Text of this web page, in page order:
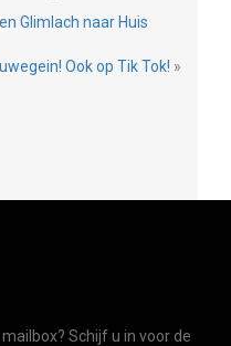
Glimlach naar Huis
Ook op Tik Tok! »
Schijf u in voor de